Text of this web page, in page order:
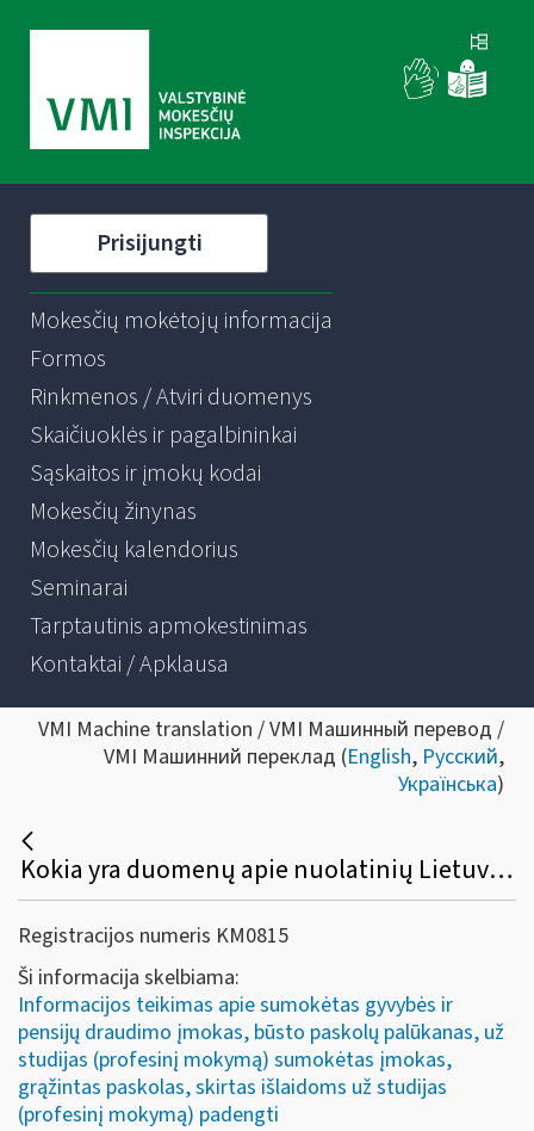
Prisijungti
Mokesčių mokėtojų informacija
Formos
Rinkmenos / Atviri duomenys
Skaičiuoklės ir pagalbininkai
Sąskaitos ir įmokų kodai
Mokesčių žinynas
Mokesčių kalendorius
Seminarai
Tarptautinis apmokestinimas
Kontaktai / Apklausa
VMI Machine translation / VMI Машинный перевод /
VMI Машинний переклад (English, Русский,
Українська)
Kokia yra duomenų apie nuolatinių Lietuvos gyventojų už studijas ir / ar profesinį mokymą sumokėtas įmokas (FR0613 forma) pateikimo tvarka?
Registracijos numeris KM0815
Ši informacija skelbiama:
Informacijos teikimas apie sumokėtas gyvybės ir
pensijų draudimo įmokas, būsto paskolų palūkanas, už
studijas (profesinį mokymą) sumokėtas įmokas,
grąžintas paskolas, skirtas išlaidoms už studijas
(profesinį mokymą) padengti